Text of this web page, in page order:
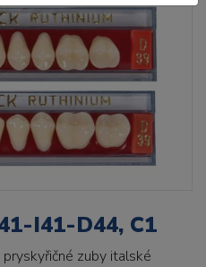
I41-D44, C1
zuby italské